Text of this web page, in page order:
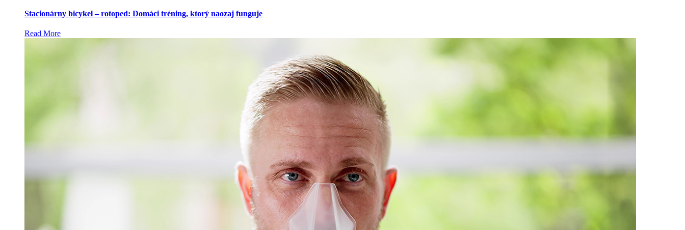
Stacionárny bicykel – rotoped: Domáci tréning, ktorý naozaj funguje
Read More